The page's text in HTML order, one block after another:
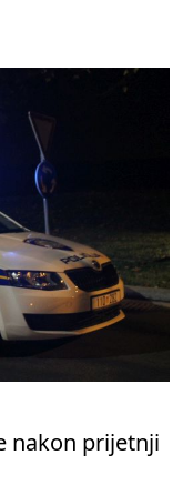
nakon prijetnji